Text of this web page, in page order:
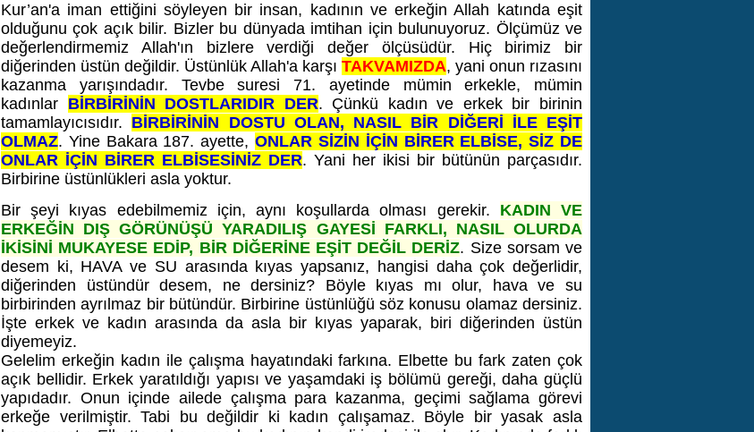
Kur’an'a iman ettiğini söyleyen bir insan, kadının ve erkeğin Allah katında eşit
olduğunu çok açık bilir. Bizler bu dünyada imtihan için bulunuyoruz. Ölçümüz ve
değerlendirmemiz Allah'ın bizlere verdiği değer ölçüsüdür. Hiç birimiz bir
diğerinden üstün değildir. Üstünlük Allah'a karşı TAKVAMIZDA, yani onun rızasını
kazanma yarışındadır. Tevbe suresi 71. ayetinde mümin erkekle, mümin
kadınlar BİRBİRİNİN DOSTLARIDIR DER. Çünkü kadın ve erkek bir birinin
tamamlayıcısıdır. BİRBİRİNİN DOSTU OLAN, NASIL BİR DİĞERİ İLE EŞİT
OLMAZ. Yine Bakara 187. ayette,ONLAR SİZİN İÇİN BİRER ELBİSE, SİZ DE
ONLAR İÇİN BİRER ELBİSESİNİZ DER. Yani her ikisi bir bütünün parçasıdır.
Birbirine üstünlükleri asla yoktur.
Bir şeyi kıyas edebilmemiz için, aynı koşullarda olması gerekir. KADIN VE
ERKEĞİN DIŞ GÖRÜNÜŞÜ YARADILIŞ GAYESİ FARKLI, NASIL OLURDA
İKİSİNİ MUKAYESE EDİP, BİR DİĞERİNE EŞİT DEĞİL DERİZ. Size sorsam ve
desem ki, HAVA ve SU arasında kıyas yapsanız, hangisi daha çok değerlidir,
diğerinden üstündür desem, ne dersiniz? Böyle kıyas mı olur, hava ve su
birbirinden ayrılmaz bir bütündür. Birbirine üstünlüğü söz konusu olamaz dersiniz.
İşte erkek ve kadın arasında da asla bir kıyas yaparak, biri diğerinden üstün
diyemeyiz.
Gelelim erkeğin kadın ile çalışma hayatındaki farkına. Elbette bu fark zaten çok
açık bellidir. Erkek yaratıldığı yapısı ve yaşamdaki iş bölümü gereği, daha güçlü
yapıdadır. Onun içinde ailede çalışma para kazanma, geçimi sağlama görevi
erkeğe verilmiştir. Tabi bu değildir ki kadın çalışamaz. Böyle bir yasak asla